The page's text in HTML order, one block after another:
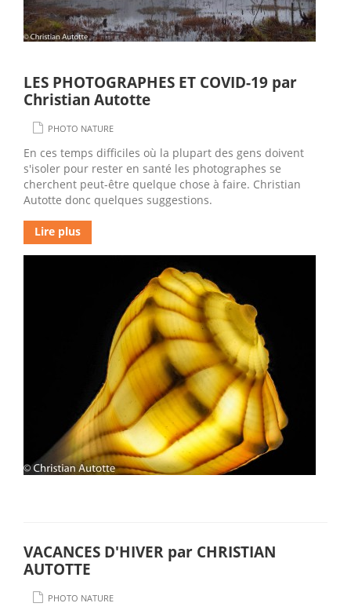
LES PHOTOGRAPHES ET COVID-19 par
Christian Autotte
PHOTO NATURE
En ces temps difficiles où la plupart des gens doivent
s'isoler pour rester en santé les photographes se
cherchent peut-être quelque chose à faire. Christian
Autotte donc quelques suggestions.
Lire plus
VACANCES D'HIVER par CHRISTIAN
AUTOTTE
PHOTO NATURE